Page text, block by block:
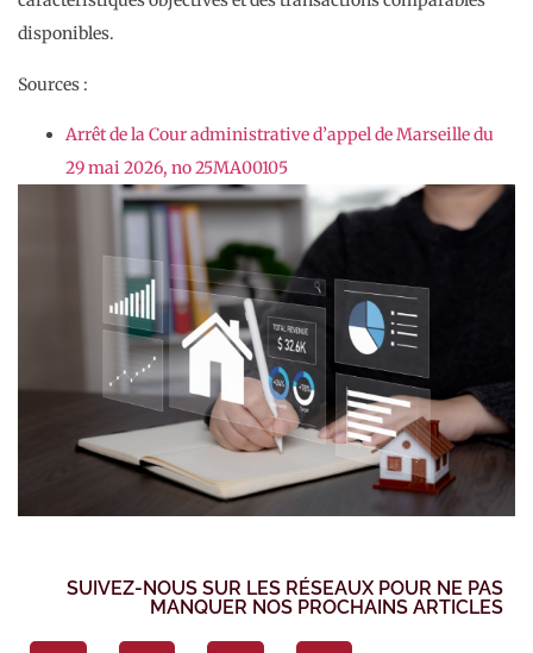
disponibles.
Sources :
Arrêt de la Cour administrative d’appel de Marseille du
29 mai 2026, no 25MA00105
SUIVEZ-NOUS SUR LES RÉSEAUX POUR NE PAS
MANQUER NOS PROCHAINS ARTICLES